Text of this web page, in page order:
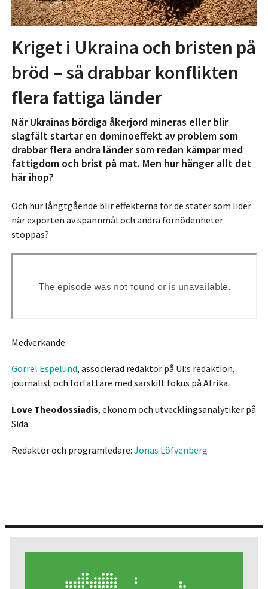
Kriget i Ukraina och bristen på
bröd – så drabbar konflikten
flera fattiga länder
När Ukrainas bördiga åkerjord mineras eller blir
slagfält startar en dominoeffekt av problem som
drabbar flera andra länder som redan kämpar med
fattigdom och brist på mat. Men hur hänger allt det
här ihop?
Och hur långtgående blir effekterna för de stater som lider
när exporten av spannmål och andra förnödenheter
stoppas?
Medverkande:
Görrel Espelund, associerad redaktör på UI:s redaktion,
journalist och författare med särskilt fokus på Afrika.
Love Theodossiadis, ekonom och utvecklingsanalytiker på
Sida.
Redaktör och programledare: Jonas Löfvenberg